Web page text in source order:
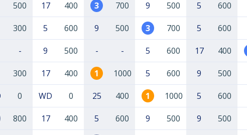
500 17 400 3 700 9 500 5 600
300 5 600 9 500 3 700 5 600
- 9 500 - - 5 600 17 400
300 17 400 1 1000 5 600 9 500
0 WD 0 25 400 1 1000 5 600
800 17 400 5 600 9 500 9 500